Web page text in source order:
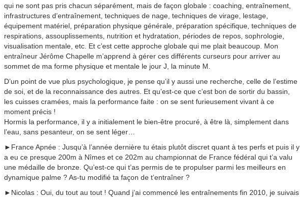
qui ne sont pas pris chacun séparément, mais de façon globale : coaching, entraînement,
infrastructures d’entraînement, techniques de nage, techniques de virage, lestage,
équipement matériel, préparation physique générale, préparation spécifique, techniques de
respirations, assouplissements, nutrition et hydratation, périodes de repos, sophrologie,
visualisation mentale, etc. Et c’est cette approche globale qui me plait beaucoup. Mon
entraîneur Jérôme Chapelle m’apprend à gérer ces différents curseurs pour arriver au
sommet de ma forme physique et mentale le jour J, la minute M.
D’un point de vue plus psychologique, je pense qu’il y aussi une recherche, celle de l’estime
de soi, et de la reconnaissance des autres. Et qu’est-ce que c’est bon de sortir du bassin,
les cuisses cramées, mais la performance faite : on se sent furieusement vivant à ce
moment précis !
Hormis la performance, il y a initialement le bien-être procuré, à être là, simplement dans
l’eau, sans pesanteur, on se sent léger…
►France Apnée : Jusqu’à l’année dernière tu étais plutôt discret quant à tes perfs et puis il y
a eu ce presque 200m à Nîmes et ce 202m au championnat de France fédéral qui t’a valu
une médaille de bronze. Qu’est-ce qui t’as permis de te propulser parmi les meilleurs en
dynamique palme ? As-tu modifié ta façon de t’entraîner ?
►Nicolas : Oui, du tout au tout ! Quand j’ai commencé les entraînements fin 2010, je suivais